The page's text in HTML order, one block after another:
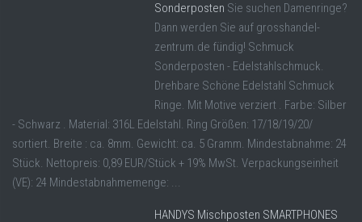
Sonderposten Sie suchen Damenringe?
Dann werden Sie auf grosshandel-
zentrum.de fündig! Schmuck
Sonderposten - Edelstahlschmuck.
Drehbare Schöne Edelstahl Schmuck
Ringe. Mit Motive verziert . Farbe: Silber
- Schwarz . Material: 316L Edelstahl. Ring Größen: 17/18/19/20/
sortiert. Breite : ca. 8mm. Gewicht: ca. 5 Gramm. Mindestabnahme: 24
Stück. Nettopreis: 0,89 EUR/Stück + 19% MwSt. Verpackungseinheit
(VE): 24 Mindestabnahmemenge: ...
HANDYS Mischposten SMARTPHONES